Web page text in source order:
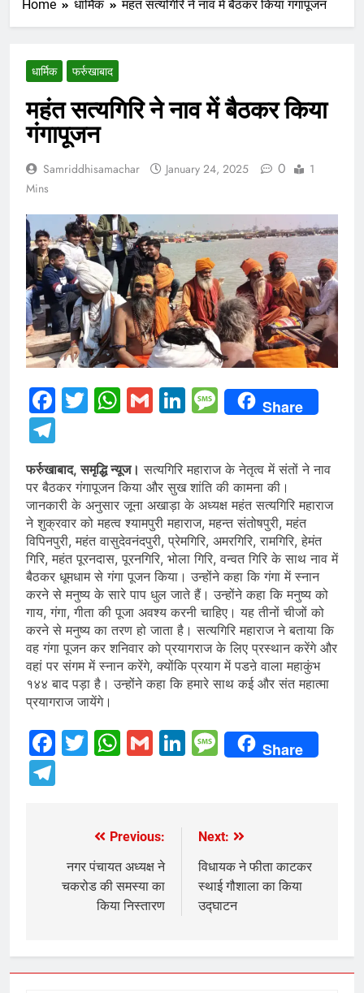
Home धार्मिक महंत सत्यगिरि ने नाव में बैठकर किया गंगापूजन
धार्मिक फर्रुखाबाद
महंत सत्यगिरि ने नाव में बैठकर किया
गंगापूजन
Samriddhisamachar January 24, 2025 0
1
Mins
Facebook
Twitter
WhatsApp
GmailLinkedIn
Message
Share
फर्रुखाबाद, समृद्धि न्यूज। सत्यगिरि महाराज के नेतृत्व में संतों ने नाव
पर बैठकर गंगापूजन किया और सुख शांति की कामना की।
जानकारी के अनुसार जूना अखाड़ा के अध्यक्ष महंत सत्यगिरि महाराज
ने शुक्रवार को महत्व श्यामपुरी महाराज, महन्त संतोषपुरी, महंत
विपिनपुरी, महंत वासुदेवनंदपुरी, प्रेमगिरि, अमरगिरि, रामगिरि, हेमंत
गिरि, महंत पूरनदास, पूरनगिरि, भोला गिरि, वन्वत गिरि के साथ नाव में
बैठकर धूमधाम से गंगा पूजन किया। उन्होंने कहा कि गंगा में स्नान
करने से मनुष्य के सारे पाप धुल जाते हैं। उन्होंने कहा कि मनुष्य को
गाय, गंगा, गीता की पूजा अवश्य करनी चाहिए। यह तीनों चीजों को
करने से मनुष्य का तरण हो जाता है। सत्यगिरि महाराज ने बताया कि
वह गंगा पूजन कर शनिवार को प्रयागराज के लिए प्रस्थान करेंगे और
वहां पर संगम में स्नान करेंगे, क्योंकि प्रयाग में पडऩे वाला महाकुंभ
१४४ बाद पड़ा है। उन्होंने कहा कि हमारे साथ कई और संत महात्मा
प्रयागराज जायेंगे।
Facebook
Twitter
WhatsApp
GmailLinkedIn
Message
Share
navigation
Previous:
नगर पंचायत अध्यक्ष ने
चकरोड की समस्या का
किया निस्तारण
Next:
विधायक ने फीता काटकर
स्थाई गौशाला का किया
उद्घाटन